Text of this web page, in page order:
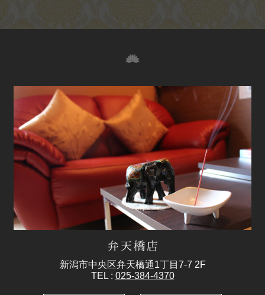
新潟市中央区弁天橋通1丁目7-7 2F
TEL : 025-384-4370